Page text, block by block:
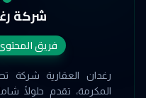
شركة
فريق
رغدان العقارية شركة
المكرمة، تقدم حلولًا